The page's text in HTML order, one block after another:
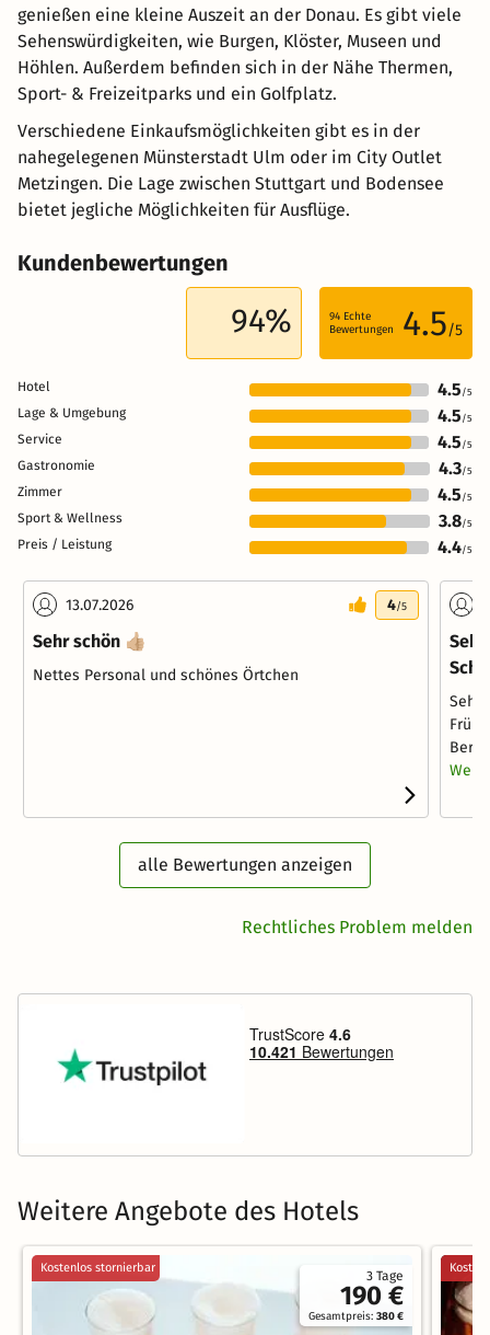
genießen eine kleine Auszeit an der Donau. Es gibt viele
Sehenswürdigkeiten, wie Burgen, Klöster, Museen und
Höhlen. Außerdem befinden sich in der Nähe Thermen,
Sport- & Freizeitparks und ein Golfplatz.
Verschiedene Einkaufsmöglichkeiten gibt es in der
nahegelegenen Münsterstadt Ulm oder im City Outlet
Metzingen. Die Lage zwischen Stuttgart und Bodensee
bietet jegliche Möglichkeiten für Ausflüge.
Kundenbewertungen
94% 94 Echte
Bewertungen
4.5/5
Hotel 4.5 /5
Lage & Umgebung 4.5 /5
Service 4.5 /5
Gastronomie 4.3/5
Zimmer 4.5 /5
Sport & Wellness 3.8/5
Preis / Leistung 4.4/5
13.07.2026 4/5
Sehr schön 👍🏼
Nettes Personal und schönes Örtchen
Sehr
alle Bewertungen anzeigen
Rechtliches Problem melden
Weitere Angebote des Hotels
3 Tage
190 €
Gesamtpreis:380 €
Kostenlos stornierbar